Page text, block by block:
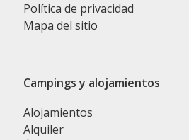
Política de privacidad
Mapa del sitio
Campings y alojamientos
Alojamientos
Alquiler